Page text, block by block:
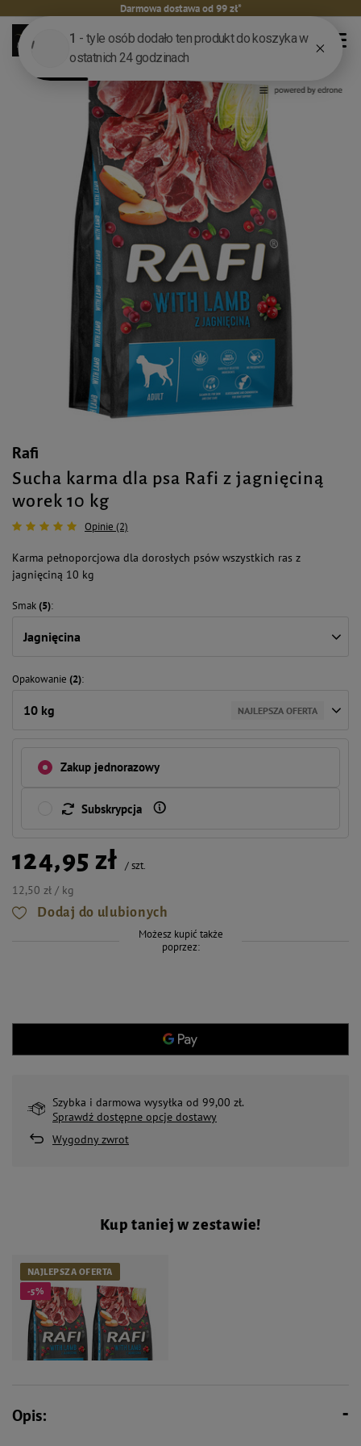
Darmowa dostawa od 99 zł*
Rafi
Sucha karma dla psa Rafi z jagnięciną
worek 10 kg
Opinie (2)
Karma pełnoporcjowa dla dorosłych psów wszystkich ras z
jagnięciną 10 kg
Smak(5)
Jagnięcina
Opakowanie (2)
10 kg NAJLEPSZA OFERTA
Zakup jednorazowy
Subskrypcja
124,95 zł /szt.
12,50 zł / kg
Dodaj do ulubionych
Możesz kupić także
poprzez:
Szybka i darmowa wysyłka od 99,00 zł.
Sprawdź dostępne opcje dostawy
Wygodny zwrot
Kup taniej w zestawie!
NAJLEPSZA OFERTA
-5%
Opis: